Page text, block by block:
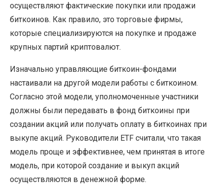
осуществляют фактические покупки или продажи
биткоинов. Как правило, это торговые фирмы,
которые специализируются на покупке и продаже
крупных партий криптовалют.
Изначально управляющие биткоин-фондами
настаивали на другой модели работы с биткоином.
Согласно этой модели, уполномоченные участники
должны были передавать в фонд биткоины при
создании акций или получать оплату в биткоинах при
выкупе акций. Руководители ETF считали, что такая
модель проще и эффективнее, чем принятая в итоге
модель, при которой создание и выкуп акций
осуществляются в денежной форме.